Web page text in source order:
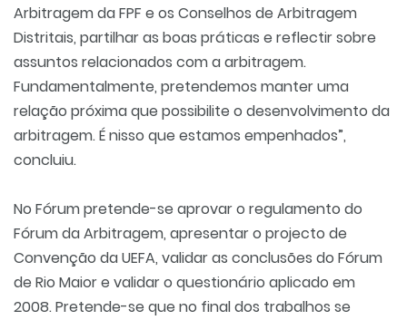
Arbitragem da FPF e os Conselhos de Arbitragem
Distritais, partilhar as boas práticas e reflectir sobre
assuntos relacionados com a arbitragem.
Fundamentalmente, pretendemos manter uma
relação próxima que possibilite o desenvolvimento da
arbitragem. É nisso que estamos empenhados”,
concluiu.
No Fórum pretende-se aprovar o regulamento do
Fórum da Arbitragem, apresentar o projecto de
Convenção da UEFA, validar as conclusões do Fórum
de Rio Maior e validar o questionário aplicado em
2008. Pretende-se que no final dos trabalhos se